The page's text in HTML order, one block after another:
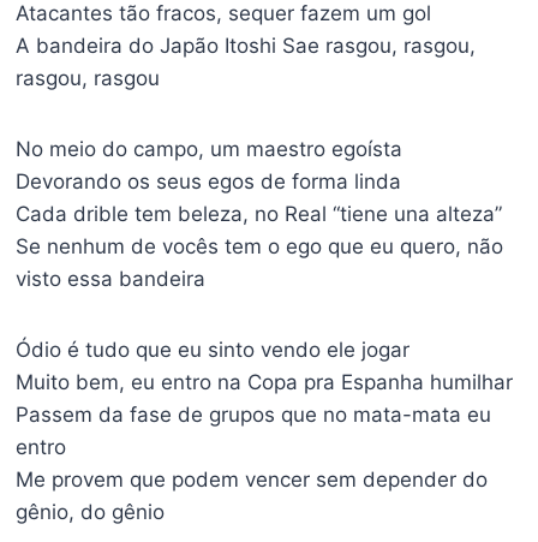
Atacantes tão fracos, sequer fazem um gol
A bandeira do Japão Itoshi Sae rasgou, rasgou,
rasgou, rasgou
No meio do campo, um maestro egoísta
Devorando os seus egos de forma linda
Cada drible tem beleza, no Real “tiene una alteza”
Se nenhum de vocês tem o ego que eu quero, não
visto essa bandeira
Ódio é tudo que eu sinto vendo ele jogar
Muito bem, eu entro na Copa pra Espanha humilhar
Passem da fase de grupos que no mata-mata eu
entro
Me provem que podem vencer sem depender do
gênio, do gênio